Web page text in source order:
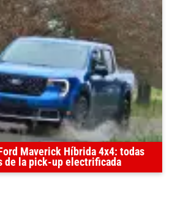
Maverick Híbrida 4x4: todas
de la pick-up electrificada